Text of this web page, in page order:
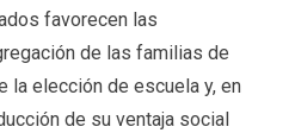
favorecen las
de las familias de
la elección de escuela y, en
de su ventaja social